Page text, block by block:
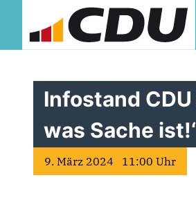
Infostand
was Sache
9. März 2024 11:00 Uhr